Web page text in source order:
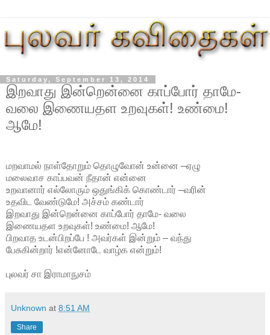
Saturday, September 13, 2014
இறவாது இன்றென்னை காப்போர் தாமே-
வலை இணையதள உறவுகள்! உண்மை!
ஆமே!
மறவாமல் நாள்தோறும் தொழுவோன் உன்னை –ஏழு
மலைவாச காப்பவன் நீதான் என்னை
உறவானார் எல்லோரும் ஒதுங்கிக் கொண்டார் –வரின்
உதவிட வேண்டுமே! அச்சம் கண்டார்
இறவாது இன்றென்னை காப்போர் தாமே- வலை
இணையதள உறவுகள்! உண்மை! ஆமே!
பிறவாத உடன்பிறப்பே ! அவர்கள் இன்றும் – வந்து
பேசுகின்றார் !என்னோடே வாழ்க என்றும்!
புலவர் சா இராமாநுசம்
Unknown at 8:51 AM
Share